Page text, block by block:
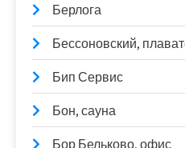
Берлога
Бессоновский,
Бип Сервис
Бон, сауна
Бор Бельково, офис